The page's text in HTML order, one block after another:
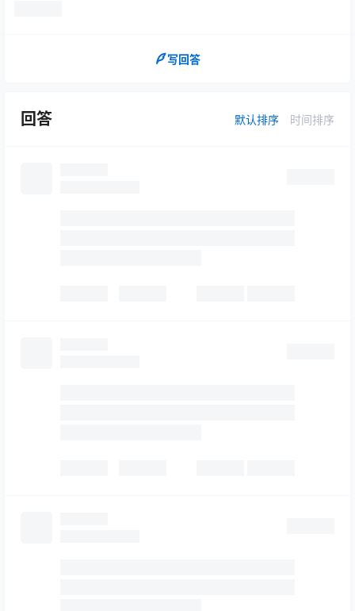
写回答
回答 默认排序 时间排序